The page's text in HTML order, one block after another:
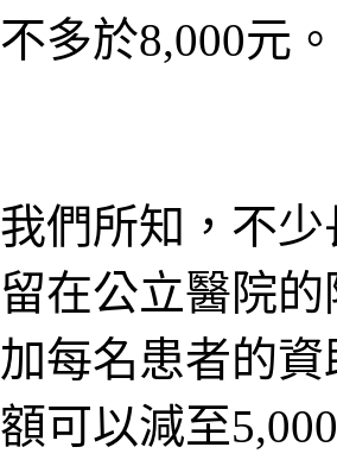
多於8,000元
們所知，不
在公立醫院
每名患者的
可以減至